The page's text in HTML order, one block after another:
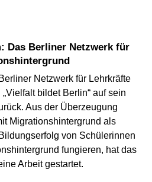
Netzwerk für Lehrkräfte
bildet Berlin“ auf sein
Aus der Überzeugung
Migrationshintergrund als
von Schülerinnen
fungieren, hat das
Arbeit gestartet.